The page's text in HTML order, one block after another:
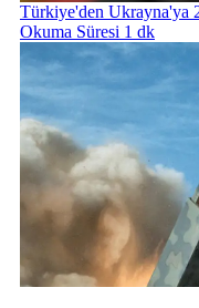
Türkiye'den Ukrayna'ya
Okuma Süresi 1 dk